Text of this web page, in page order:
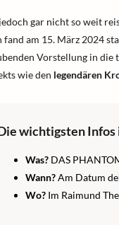
gar nicht so weit
fand am 15. März 2024
Vorstellung in die
wie den legendären
wichtigsten
Was? DAS
Wann?Am Datum
Wo? Im Raimund